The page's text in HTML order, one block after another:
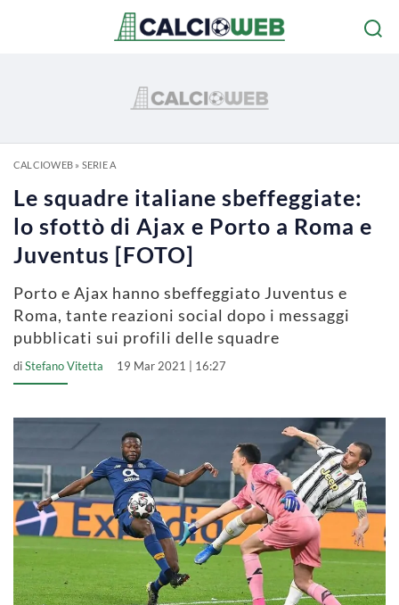
CALCIOWEB» SERIE A
Le squadre italiane sbeffeggiate:
lo sfottò di Ajax e Porto a Roma e
Juventus [FOTO]
Porto e Ajax hanno sbeffeggiato Juventus e
Roma, tante reazioni social dopo i messaggi
pubblicati sui profili delle squadre
diStefano Vitetta 19 Mar 2021 | 16:27